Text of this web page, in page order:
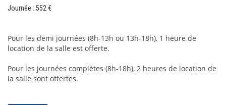
Journée : 552 €
Pour les demi journées (8h-13h ou 13h-18h), 1 heure de
location de la salle est offerte.
Pour les journées complètes (8h-18h), 2 heures de location de
la salle sont offertes.